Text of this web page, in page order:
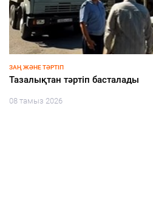
ЗАҢ ЖӘНЕ ТӘРТІП
Тәртіп пен талап тоғысқан алаң
08 тамыз 2026